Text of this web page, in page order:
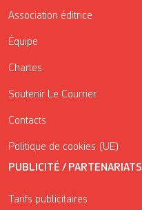
Association éditrice
Équipe
Chartes
Soutenir Le Courrier
Contacts
Politique de cookies (UE)
PUBLICITÉ / PARTENARIATS
Tarifs publicitaires